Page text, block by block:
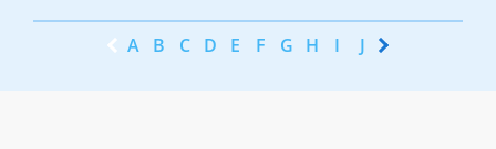
A B C D E F G H I J K